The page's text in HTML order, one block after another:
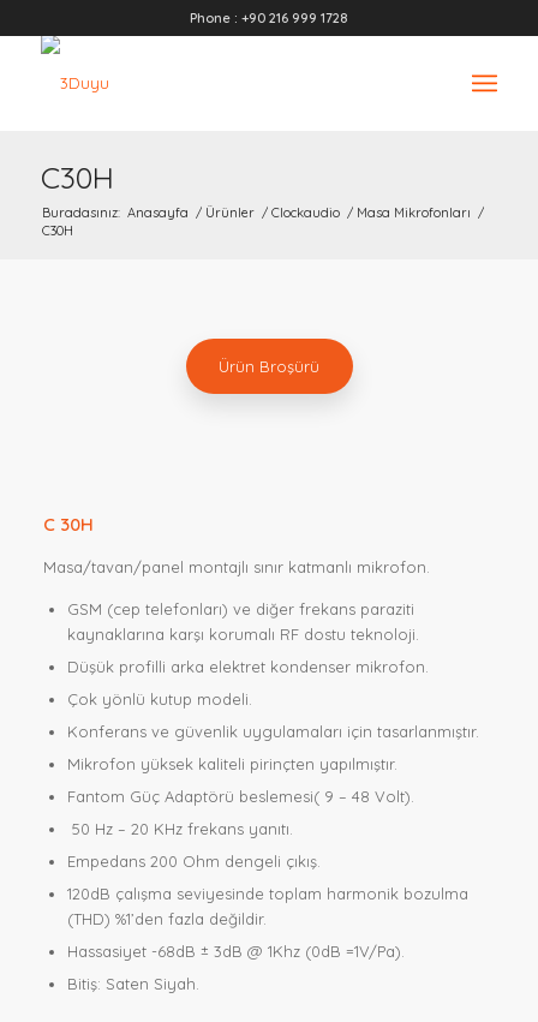
Phone :+90 216 999 1728
C30H
Buradasınız: Anasayfa / Ürünler / Clockaudio / Masa Mikrofonları /
C30H
Ürün Broşürü
C 30H
Masa/tavan/panel montajlı sınır katmanlı mikrofon.
GSM (cep telefonları) ve diğer frekans paraziti
kaynaklarına karşı korumalı RF dostu teknoloji.
Düşük profilli arka elektret kondenser mikrofon.
Çok yönlü kutup modeli.
Konferans ve güvenlik uygulamaları için tasarlanmıştır.
Mikrofon yüksek kaliteli pirinçten yapılmıştır.
Fantom Güç Adaptörü beslemesi( 9 – 48 Volt).
50 Hz – 20 KHz frekans yanıtı.
Empedans 200 Ohm dengeli çıkış.
120dB çalışma seviyesinde toplam harmonik bozulma
(THD) %1’den fazla değildir.
Hassasiyet -68dB ± 3dB @ 1Khz (0dB =1V/Pa).
Bitiş: Saten Siyah.